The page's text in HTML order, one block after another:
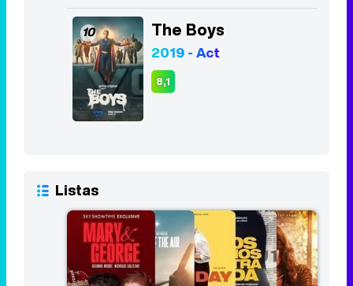
10 The Boys
2019 - Act
8,1
Listas